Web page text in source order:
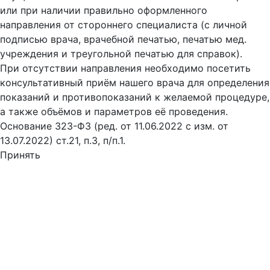
или при наличии правильно оформленного
направления от стороннего специалиста (с личной
подписью врача, врачебной печатью, печатью мед.
учреждения и треугольной печатью для справок).
При отсутствии направления необходимо посетить
консультативный приём нашего врача для определения
показаний и противопоказаний к желаемой процедуре,
а также объёмов и параметров её проведения.
Основание 323-ФЗ (ред. от 11.06.2022 с изм. от
13.07.2022) ст.21, п.3, п/п.1.
Принять